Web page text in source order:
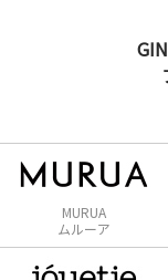
MURUA
ムルーア